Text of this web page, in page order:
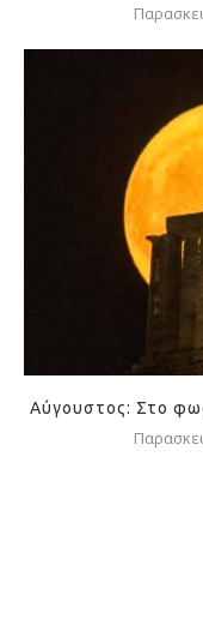
Αύγουστος: Στο